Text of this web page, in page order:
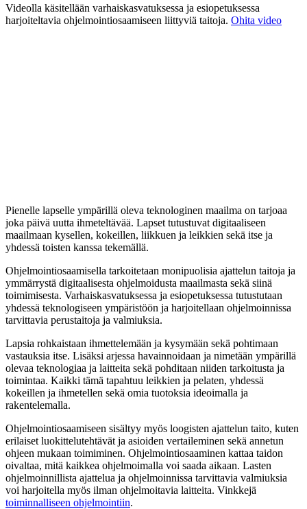
Videolla käsitellään varhaiskasvatuksessa ja esiopetuksessa
harjoiteltavia ohjelmointiosaamiseen liittyviä taitoja. Ohita video
Pienelle lapselle ympärillä oleva teknologinen maailma on tarjoaa
joka päivä uutta ihmeteltävää. Lapset tutustuvat digitaaliseen
maailmaan kysellen, kokeillen, liikkuen ja leikkien sekä itse ja
yhdessä toisten kanssa tekemällä.
Ohjelmointiosaamisella tarkoitetaan monipuolisia ajattelun taitoja ja
ymmärrystä digitaalisesta ohjelmoidusta maailmasta sekä siinä
toimimisesta. Varhaiskasvatuksessa ja esiopetuksessa tutustutaan
yhdessä teknologiseen ympäristöön ja harjoitellaan ohjelmoinnissa
tarvittavia perustaitoja ja valmiuksia.
Lapsia rohkaistaan ihmettelemään ja kysymään sekä pohtimaan
vastauksia itse. Lisäksi arjessa havainnoidaan ja nimetään ympärillä
olevaa teknologiaa ja laitteita sekä pohditaan niiden tarkoitusta ja
toimintaa. Kaikki tämä tapahtuu leikkien ja pelaten, yhdessä
kokeillen ja ihmetellen sekä omia tuotoksia ideoimalla ja
rakentelemalla.
Ohjelmointiosaamiseen sisältyy myös loogisten ajattelun taito, kuten
erilaiset luokittelutehtävät ja asioiden vertaileminen sekä annetun
ohjeen mukaan toimiminen. Ohjelmointiosaaminen kattaa taidon
oivaltaa, mitä kaikkea ohjelmoimalla voi saada aikaan. Lasten
ohjelmoinnillista ajattelua ja ohjelmoinnissa tarvittavia valmiuksia
voi harjoitella myös ilman ohjelmoitavia laitteita. Vinkkejä
toiminnalliseen ohjelmointiin.